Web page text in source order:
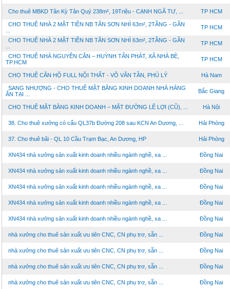
Cho thuê MBKD Tân Kỳ Tân Quý 238m², 19Triệu - CẠNH NGÃ TƯ, ... TP HCM
CHO THUÊ NHÀ 2 MẶT TIỀN NB TÂN SƠN NHÌ 63m², 2TẦNG - GẦN
TP HCM
CHO THUÊ NHÀ 2 MẶT TIỀN NB TÂN SƠN NHÌ 63m², 2TẦNG - GẦN
TP HCM
CHO THUÊ NHÀ NGUYÊN CĂN – HUỲNH TẤN PHÁT, XÃ NHÀ BÈ,
TP.HCM
TP HCM
CHO THUÊ CĂN HỘ FULL NỘI THẤT - VÕ VĂN TẦN, PHỦ LÝ Hà Nam
SANG NHƯỢNG - CHO THUÊ MẶT BẰNG KINH DOANH NHÀ HÀNG
ĂN TẠI ...
Bắc Giang
CHO THUÊ MẶT BẰNG KINH DOANH – MẶT ĐƯỜNG LÊ LỢI (CŨ), ... Hà Nội
38. Cho thuê xưởng có cẩu QL37b Đường 208 sau KCN An Dương, ... Hải Phòng
37. Cho thuê bãi - QL 10 Cầu Trạm Bạc, An Dương, HP Hải Phòng
XN434 nhà xưởng sản xuất kinh doanh nhiều ngành nghề, xa ... Đồng Nai
XN434 nhà xưởng sản xuất kinh doanh nhiều ngành nghề, xa ... Đồng Nai
XN434 nhà xưởng sản xuất kinh doanh nhiều ngành nghề, xa ... Đồng Nai
XN434 nhà xưởng sản xuất kinh doanh nhiều ngành nghề, xa ... Đồng Nai
XN434 nhà xưởng sản xuất kinh doanh nhiều ngành nghề, xa ... Đồng Nai
nhà xưởng cho thuê sản xuất ưu tiên CNC, CN phụ trơ, sẵn ... Đồng Nai
nhà xưởng cho thuê sản xuất ưu tiên CNC, CN phụ trơ, sẵn ... Đồng Nai
nhà xưởng cho thuê sản xuất ưu tiên CNC, CN phụ trơ, sẵn ... Đồng Nai
nhà xưởng cho thuê sản xuất ưu tiên CNC, CN phụ trơ, sẵn ... Đồng Nai